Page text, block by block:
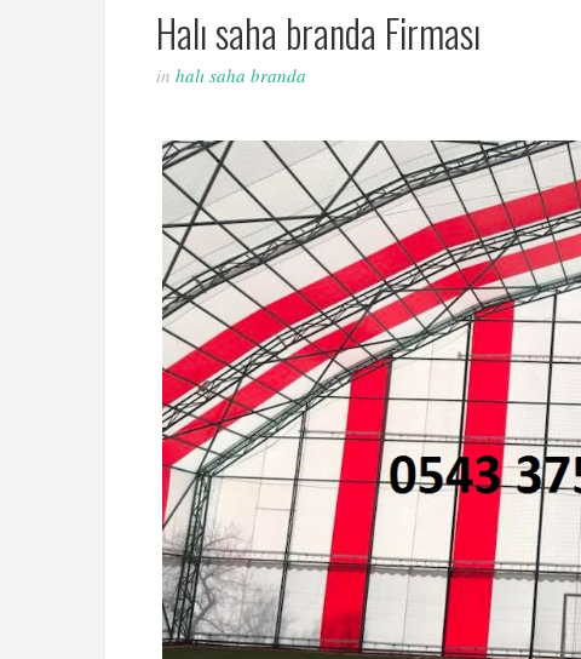
Halı saha branda Firması
inhalı saha branda